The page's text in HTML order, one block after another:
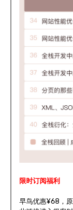
限时订阅福利
早鸟优惠¥68，